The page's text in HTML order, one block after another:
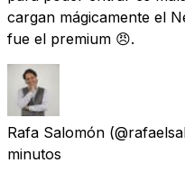
cargan mágicamente el
fue el premium 😠.
Rafa Salomón
minutos